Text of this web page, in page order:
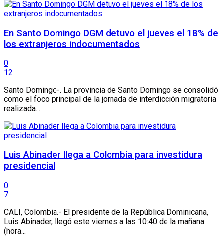
En Santo Domingo DGM detuvo el jueves el 18% de
los extranjeros indocumentados
0
12
Santo Domingo-. La provincia de Santo Domingo se consolidó
como el foco principal de la jornada de interdicción migratoria
realizada...
Luis Abinader llega a Colombia para investidura
presidencial
0
7
CALI, Colombia.- El presidente de la República Dominicana,
Luis Abinader, llegó este viernes a las 10:40 de la mañana
(hora...